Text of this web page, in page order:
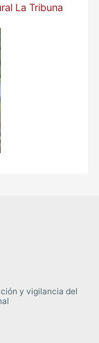
La Tribuna
y vigilancia del